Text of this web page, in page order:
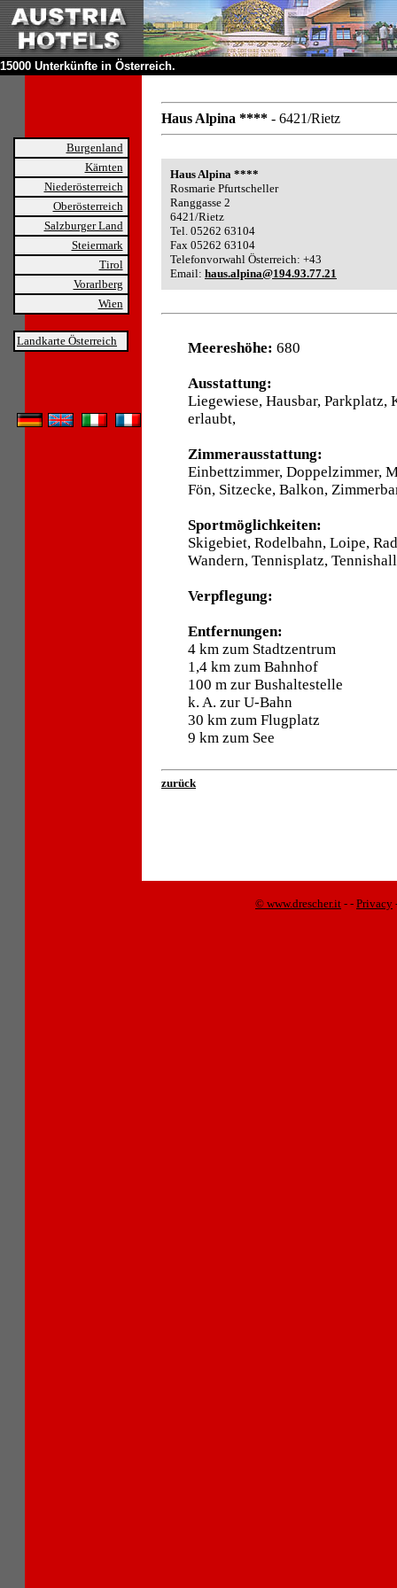
15000 Unterkünfte in Österreich.
Burgenland
Kärnten
Niederösterreich
Oberösterreich
Salzburger Land
Steiermark
Tirol
Vorarlberg
Wien
Landkarte Österreich
Haus Alpina **** - 6421/Rietz
Haus Alpina ****
Rosmarie Pfurtscheller
Ranggasse 2
6421/Rietz
Tel. 05262 63104
Fax 05262 63104
Telefonvorwahl Österreich: +43
Email: haus.alpina@194.93.77.21
Meereshöhe: 680
Ausstattung:
Liegewiese, Hausbar,
erlaubt,
Zimmerausstattung:
Einbettzimmer, Doppelzimmer,
Fön, Sitzecke, Balkon,
Sportmöglichkeiten:
Skigebiet, Rodelbahn, Loipe,
Wandern, Tennisplatz,
Verpflegung:
Entfernungen:
4 km zum Stadtzentrum
1,4 km zum Bahnhof
100 m zur Bushaltestelle
k. A. zur U-Bahn
30 km zum Flugplatz
9 km zum See
zurück
© www.drescher.it - - Privacy